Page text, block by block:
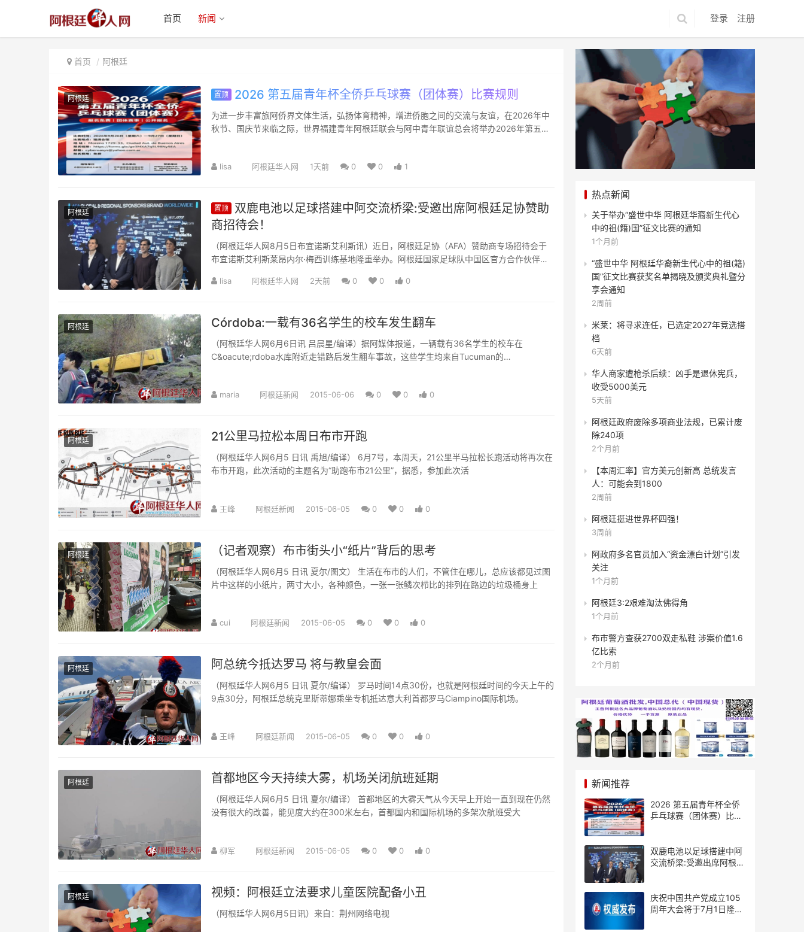
登录 注册
首页 新闻
首页 阿根廷
阿根廷 置顶 2026 第五届青年杯全侨乒乓球赛（团体赛）比赛规则
为进一步丰富旅阿侨界文体生活，弘扬体育精神，增进侨胞之间的交流与友谊，在2026年中
秋节、国庆节来临之际，世界福建青年阿根廷联会与阿中青年联谊总会将举办2026年第五届
lisa 阿根廷华人网 1天前 0 0 1
阿根廷 置顶 双鹿电池以足球搭建中阿交流桥梁:受邀出席阿根廷足协赞助
商招待会！
（阿根廷华人网8月5日布宜诺斯艾利斯讯）近日，阿根廷足协（AFA）赞助商专场招待会于
布宜诺斯艾利斯莱昂内尔·梅西训练基地隆重举办。阿根廷国家足球队中国区官方合作伙伴双
lisa 阿根廷华人网 2天前 0 0 0
阿根廷 Córdoba:一载有36名学生的校车发生翻车
（阿根廷华人网6月6日讯 吕晨星/编译）据阿媒体报道，一辆载有36名学生的校车在
C&oacute;rdoba水库附近走错路后发生翻车事故，这些学生均来自Tucuman的
maria 阿根廷新闻 2015-06-06 0 0 0
阿根廷 21公里马拉松本周日布市开跑
（阿根廷华人网6月5 日讯 禹旭/编译） 6月7号，本周天，21公里半马拉松长跑活动将再次在
布市开跑，此次活动的主题名为“助跑布市21公里”，据悉，参加此次活
王峰 阿根廷新闻 2015-06-05 0 0 0
阿根廷 （记者观察）布市街头小“纸片”背后的思考
（阿根廷华人网6月5 日讯 夏尔/图文） 生活在布市的人们，不管住在哪儿，总应该都见过图
片中这样的小纸片，两寸大小，各种颜色，一张一张鳞次栉比的排列在路边的垃圾桶身上
cui 阿根廷新闻 2015-06-05 0 0 0
阿根廷 阿总统今抵达罗马 将与教皇会面
（阿根廷华人网6月5 日讯 夏尔/编译） 罗马时间14点30份，也就是阿根廷时间的今天上午的
9点30分，阿根廷总统克里斯蒂娜乘坐专机抵达意大利首都罗马Ciampino国际机场。
王峰 阿根廷新闻 2015-06-05 0 0 0
阿根廷 首都地区今天持续大雾，机场关闭航班延期
（阿根廷华人网6月5 日讯 夏尔/编译） 首都地区的大雾天气从今天早上开始一直到现在仍然
没有很大的改善，能见度大约在300米左右，首都国内和国际机场的多架次航班受大
柳军 阿根廷新闻 2015-06-05 0 0 0
阿根廷 视频：阿根廷立法要求儿童医院配备小丑
（阿根廷华人网6月5日讯）来自：荆州网络电视
热点新闻
关于举办“盛世中华 阿根廷华裔新生代心
中的祖(籍)国”征文比赛的通知
1个月前
“盛世中华 阿根廷华裔新生代心中的祖(籍)
国”征文比赛获奖名单揭晓及颁奖典礼暨分
享会通知
2周前
米莱：将寻求连任，已选定2027年竞选搭
档
6天前
华人商家遭枪杀后续：凶手是退休宪兵，
收受5000美元
5天前
阿根廷政府废除多项商业法规，已累计废
除240项
2个月前
【本周汇率】官方美元创新高 总统发言
人：可能会到1800
2周前
阿根廷挺进世界杯四强！
3周前
阿政府多名官员加入“资金漂白计划”引发
关注
1个月前
阿根廷3:2艰难淘汰佛得角
1个月前
布市警方查获2700双走私鞋 涉案价值1.6
亿比索
2个月前
新闻推荐
2026 第五届青年杯全侨
乒乓球赛（团体赛）比赛
双鹿电池以足球搭建中阿
交流桥梁:受邀出席阿根廷
庆祝中国共产党成立105
周年大会将于7月1日隆重